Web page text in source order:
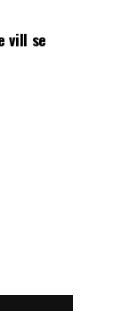
vill se